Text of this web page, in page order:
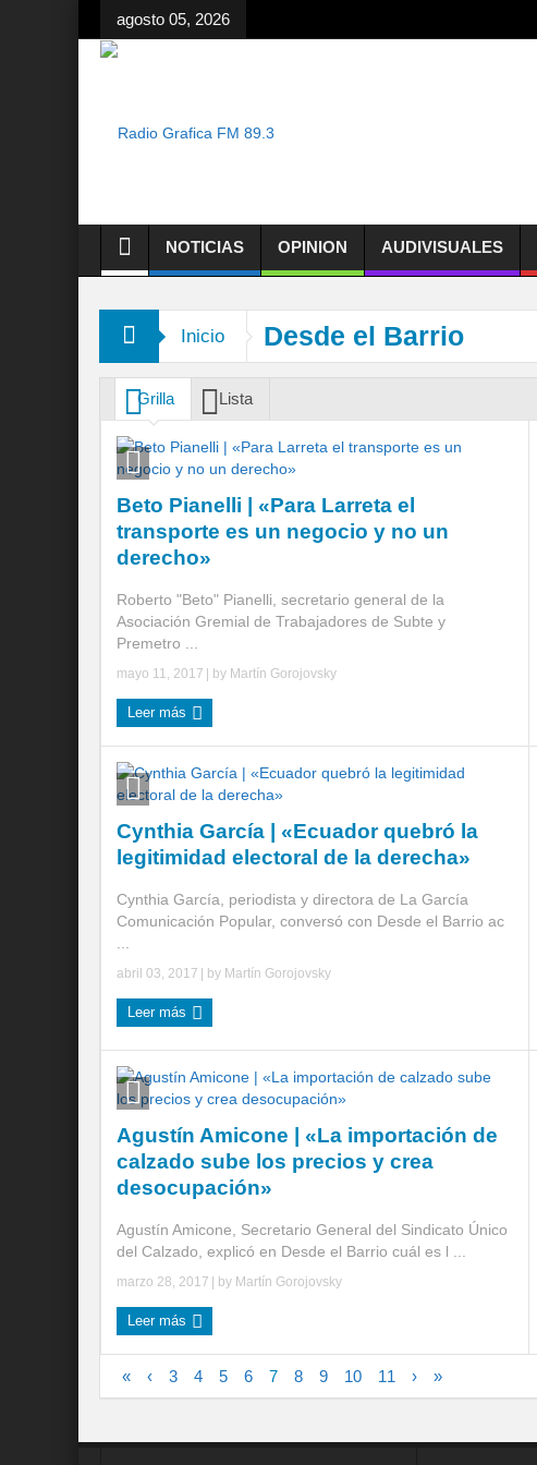
agosto 05, 2026
NOTICIAS OPINION AUDIVISUALES
Inicio Desde el Barrio
Grilla Lista
Beto Pianelli | «Para Larreta el
transporte es un negocio y no un
derecho»
Roberto "Beto" Pianelli, secretario general de la
Asociación Gremial de Trabajadores de Subte y
Premetro ...
mayo 11, 2017 | by Martín Gorojovsky
Leer más
Cynthia García | «Ecuador quebró la
legitimidad electoral de la derecha»
Cynthia García, periodista y directora de La García
Comunicación Popular, conversó con Desde el Barrio ac
abril 03, 2017 | by Martín Gorojovsky
Leer más
Agustín Amicone | «La importación de
calzado sube los precios y crea
desocupación»
Agustín Amicone, Secretario General del Sindicato Único
del Calzado, explicó en Desde el Barrio cuál es l ...
marzo 28, 2017 | by Martín Gorojovsky
Leer más
« ‹ 3 4 5 6 7 8 9 10 11 › »